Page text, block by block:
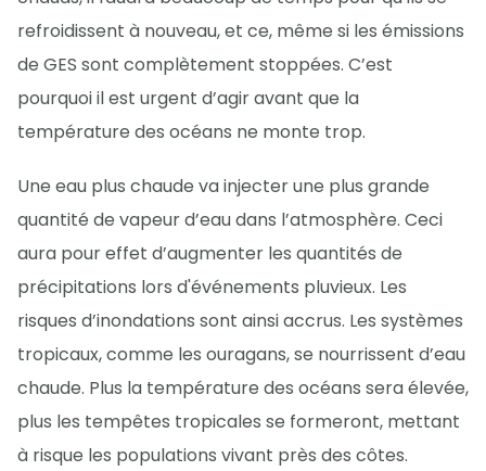
refroidissent à nouveau, et ce, même si les émissions
de GES sont complètement stoppées. C’est
pourquoi il est urgent d’agir avant que la
température des océans ne monte trop.
Une eau plus chaude va injecter une plus grande
quantité de vapeur d’eau dans l’atmosphère. Ceci
aura pour effet d’augmenter les quantités de
précipitations lors d'événements pluvieux. Les
risques d’inondations sont ainsi accrus. Les systèmes
tropicaux, comme les ouragans, se nourrissent d’eau
chaude. Plus la température des océans sera élevée,
plus les tempêtes tropicales se formeront, mettant
à risque les populations vivant près des côtes.